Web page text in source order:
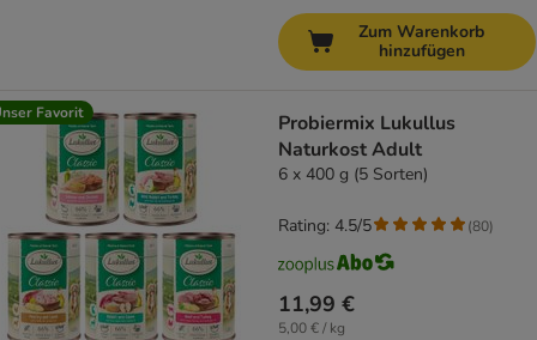
Zum Warenkorb
hinzufügen
Favorit
Probiermix Lukullus
Naturkost Adult
6 x 400 g (5 Sorten)
11,99 €
5,00 € / kg
Rating: 4.5/5 (80)